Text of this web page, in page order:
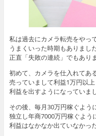
私は過去にカメラ転売をやっ
うまくいった時期もありまし
正直「失敗の連続」でもあり
初めて、カメラを仕入れてあ
売っていまして利益1万円以上
利益を出すようになっていまし
その後、毎月30万円稼ぐよう
独立し年商7000万円稼ぐよう
利益はなかなか出ていなかっ